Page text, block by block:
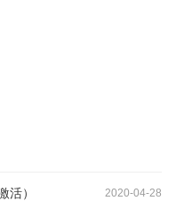
活） 2020-04-28